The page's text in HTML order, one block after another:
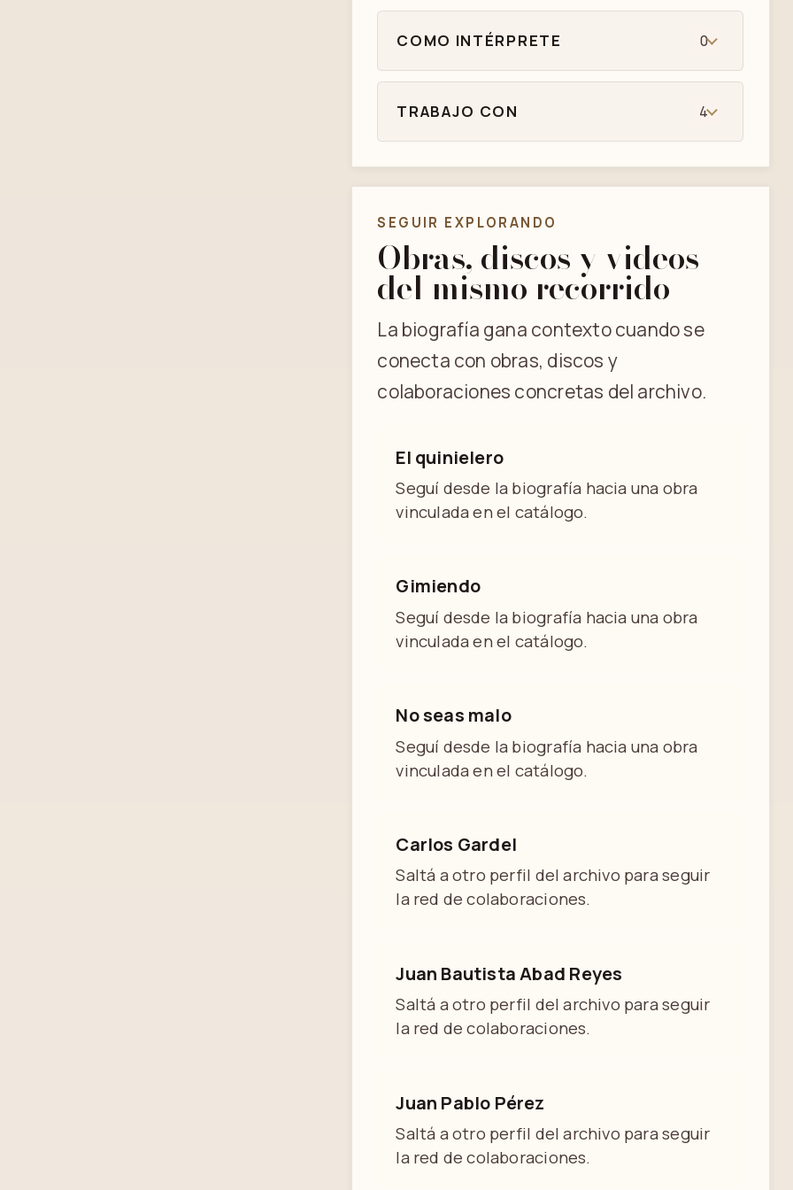
COMO INTÉRPRETE 0
TRABAJO CON 4
SEGUIR EXPLORANDO
Obras, discos y videos
del mismo recorrido
La biografía gana contexto cuando se
conecta con obras, discos y
colaboraciones concretas del archivo.
El quinielero
Seguí desde la biografía hacia una obra
vinculada en el catálogo.
Gimiendo
Seguí desde la biografía hacia una obra
vinculada en el catálogo.
No seas malo
Seguí desde la biografía hacia una obra
vinculada en el catálogo.
Carlos Gardel
Saltá a otro perfil del archivo para seguir
la red de colaboraciones.
Juan Bautista Abad Reyes
Saltá a otro perfil del archivo para seguir
la red de colaboraciones.
Juan Pablo Pérez
Saltá a otro perfil del archivo para seguir
la red de colaboraciones.